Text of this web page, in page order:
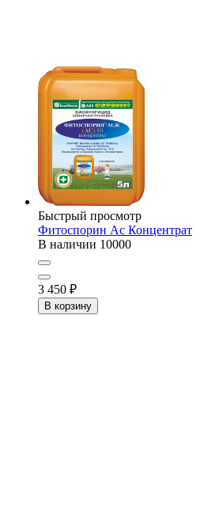
Быстрый просмотр
Фитоспорин Ас Концентрат
В наличии 10000
3 450 ₽
В корзину